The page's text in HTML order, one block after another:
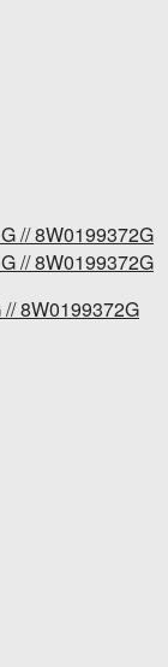
8W0199372G